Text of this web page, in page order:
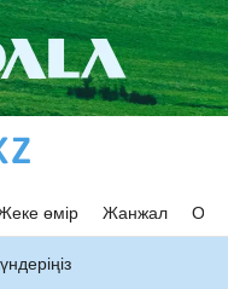
өмір Жанжал